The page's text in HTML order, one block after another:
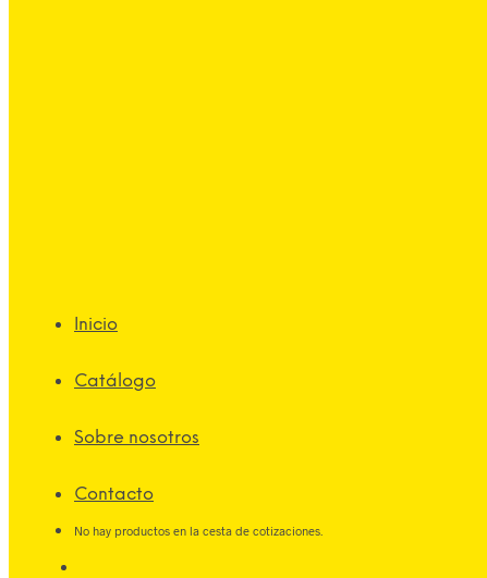
Inicio
Catálogo
Sobre nosotros
Contacto
No hay productos en la cesta de cotizaciones.